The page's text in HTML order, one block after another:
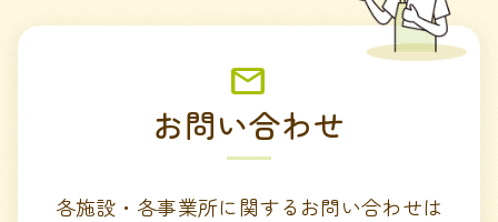
お問い合わせ
各施設・各事業所に関するお問い合わせは